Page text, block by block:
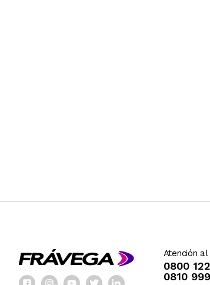
Atención al
0800
0810